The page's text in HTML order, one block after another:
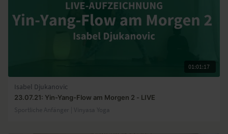
01:01:17
Isabel Djukanovic
23.07.21: Yin-Yang-Flow am Morgen 2 - LIVE
Sportliche Anfänger | Vinyasa Yoga